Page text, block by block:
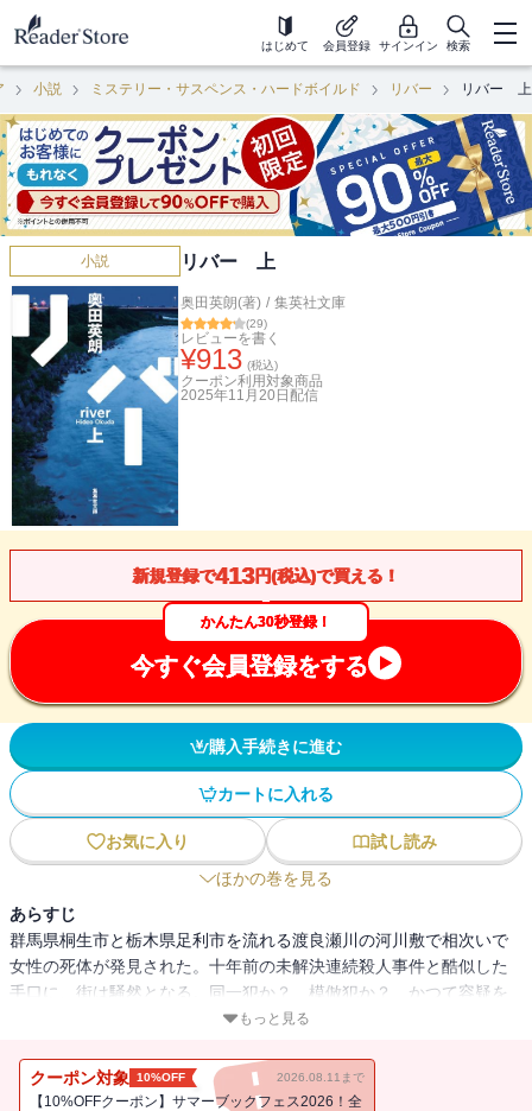
はじめて 会員登録 サインイン 検索
小説 ミステリー・サスペンス・ハードボイルド リバー リバー 上
小説 リバー 上
奥田英朗(著) / 集英社文庫
(29)
レビューを書く
¥913 (税込)
クーポン利用対象商品
2025年11月20日 配信
新規登録で413円(税込)で買える！
かんたん30秒登録！
今すぐ会員登録をする
購入手続きに進む
カートに入れる
お気に入り
試し読み
ほかの巻を見る
あらすじ
群馬県桐生市と栃木県足利市を流れる渡良瀬川の河川敷で相次いで
女性の死体が発見された。十年前の未解決連続殺人事件と酷似した
手口に、街は騒然となる。同一犯か？ 模倣犯か？ かつて容疑を
かけられた男。取り調べを担当した元刑事。娘を殺され、執念深く
者。新たな容疑者たち。事件を取り巻く人々の思惑が交錯するな
か、十年分の苦悩と悔恨は、真実を暴き出せるのか――。人間の業
もっと見る
クーポン対象 10%OFF 2026.08.11まで
【10%OFFクーポン】サマーブックフェス2026！全